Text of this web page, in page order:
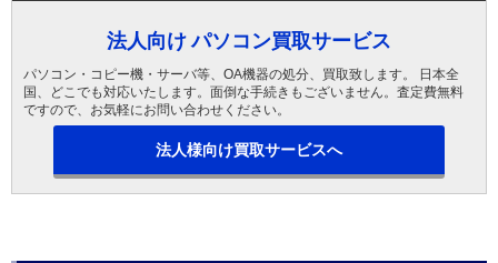
法人向け パソコン買取サービス
パソコン・コピー機・サーバ等、OA機器の処分、買取致します。 日本全
国、どこでも対応いたします。面倒な手続きもございません。査定費無料
ですので、お気軽にお問い合わせください。
法人様向け買取サービスへ